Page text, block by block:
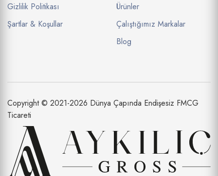
Gizlilik Politikası
Şartlar & Koşullar
Ürünler
Çalıştığımız Markalar
Blog
Copyright © 2021-2026 Dünya Çapında Endişesiz FMCG
Ticareti